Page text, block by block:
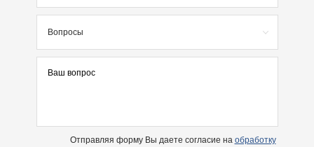
Вопросы
Отправляя форму Вы даете согласие на обработку